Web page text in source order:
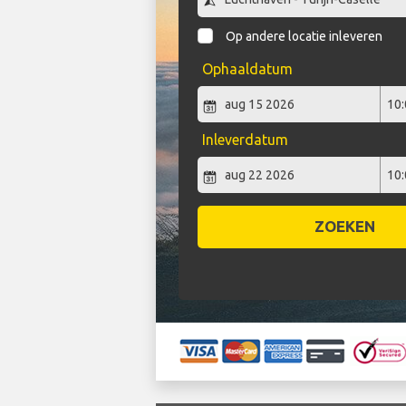
Op andere locatie inleveren
Ophaaldatum
Inleverdatum
ZOEKEN